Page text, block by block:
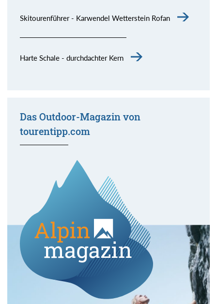
Skitourenführer - Karwendel Wetterstein Rofan
Harte Schale - durchdachter Kern
Das Outdoor-Magazin von
tourentipp.com